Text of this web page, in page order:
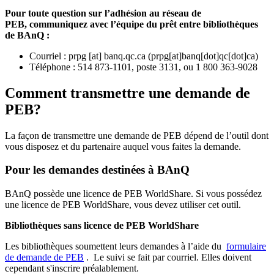
Pour toute question sur l’adhésion au réseau de
PEB, communiquez avec l’équipe du prêt entre bibliothèques
de BAnQ :
Courriel : prpg [at] banq.qc.ca (prpg[at]banq[dot]qc[dot]ca)
Téléphone : 514 873-1101, poste 3131, ou 1 800 363-9028
Comment transmettre une demande de
PEB?
La façon de transmettre une demande de PEB dépend de l’outil dont
vous disposez et du partenaire auquel vous faites la demande.
Pour les demandes destinées à BAnQ
BAnQ possède une licence de PEB WorldShare. Si vous possédez
une licence de PEB WorldShare, vous devez utiliser cet outil.
Bibliothèques sans licence de PEB WorldShare
Les bibliothèques soumettent leurs demandes à l’aide du formulaire
de demande de PEB . Le suivi se fait par courriel. Elles doivent
cependant s'inscrire préalablement.